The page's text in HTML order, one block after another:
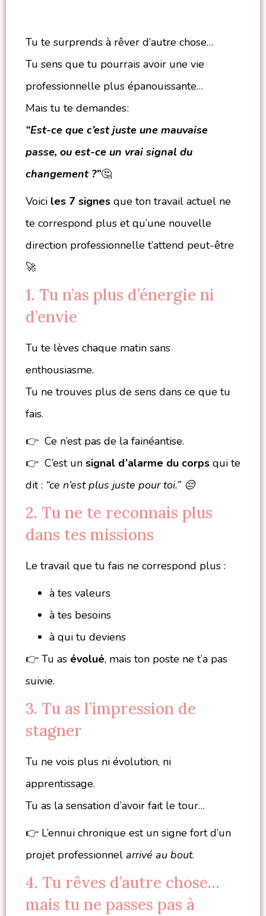
Tu te surprends à rêver d’autre chose…
Tu sens que tu pourrais avoir une vie
professionnelle plus épanouissante…
Mais tu te demandes :
“Est-ce que c’est juste une mauvaise
passe, ou est-ce un vrai signal du
changement ?”🤔
Voici les 7 signes que ton travail actuel ne
te correspond plus et qu’une nouvelle
direction professionnelle t’attend peut-être
🚀
1. Tu n’as plus d’énergie ni
d’envie
Tu te lèves chaque matin sans
enthousiasme.
Tu ne trouves plus de sens dans ce que tu
fais.
👉 Ce n’est pas de la fainéantise.
👉 C’est un signal d’alarme du corps qui te
dit : “ce n’est plus juste pour toi.” 😔
2. Tu ne te reconnais plus
dans tes missions
Le travail que tu fais ne correspond plus :
à tes valeurs
à tes besoins
à qui tu deviens
👉 Tu as évolué, mais ton poste ne t’a pas
suivie.
3. Tu as l’impression de
stagner
Tu ne vois plus ni évolution, ni
apprentissage.
Tu as la sensation d’avoir fait le tour…
👉 L’ennui chronique est un signe fort d’un
projet professionnel arrivé au bout.
4. Tu rêves d’autre chose…
mais tu ne passes pas à